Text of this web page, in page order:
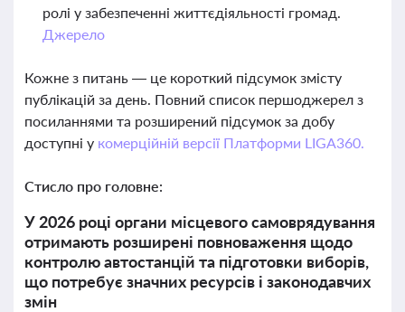
ролі у забезпеченні життєдіяльності громад.
Джерело
Кожне з питань — це короткий підсумок змісту
публікацій за день. Повний список першоджерел з
посиланнями та розширений підсумок за добу
доступні у комерційній версії Платформи LIGA360.
Стисло про головне:
У 2026 році органи місцевого самоврядування
отримають розширені повноваження щодо
контролю автостанцій та підготовки виборів,
що потребує значних ресурсів і законодавчих
змін